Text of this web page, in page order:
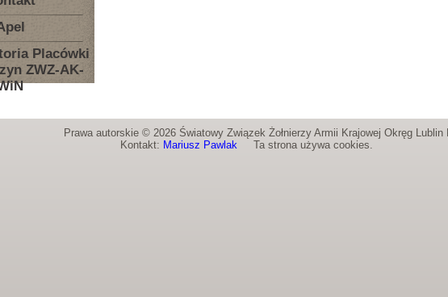
Placówki
ZWZ-AK-
Prawa autorskie © 2026 Światowy Związek Żołnierzy Armii Krajowej Okręg Lublin
Kontakt: Mariusz PawlakTa strona używa cookies.